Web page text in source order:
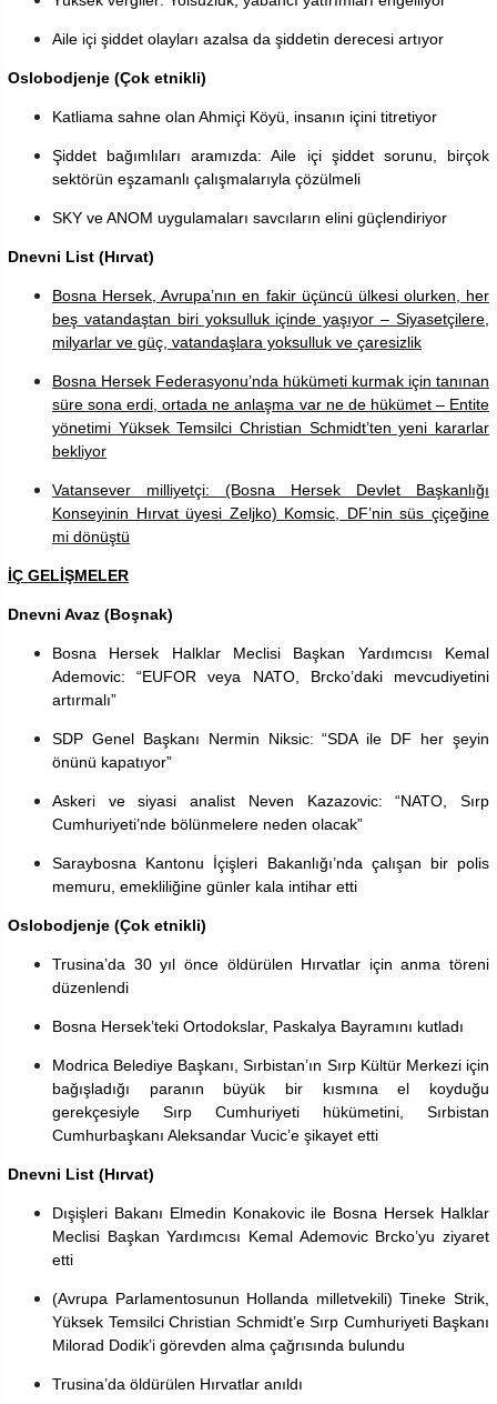
Aile içi şiddet olayları azalsa da şiddetin derecesi artıyor
Oslobodjenje (Çok etnikli)
Katliama sahne olan Ahmiçi Köyü, insanın içini titretiyor
Şiddet bağımlıları aramızda: Aile içi şiddet sorunu, birçok
sektörün eşzamanlı çalışmalarıyla çözülmeli
SKY ve ANOM uygulamaları savcıların elini güçlendiriyor
Dnevni List (Hırvat)
Bosna Hersek, Avrupa’nın en fakir üçüncü ülkesi olurken, her
beş vatandaştan biri yoksulluk içinde yaşıyor – Siyasetçilere,
milyarlar ve güç, vatandaşlara yoksulluk ve çaresizlik
Bosna Hersek Federasyonu’nda hükümeti kurmak için tanınan
süre sona erdi, ortada ne anlaşma var ne de hükümet – Entite
yönetimi Yüksek Temsilci Christian Schmidt’ten yeni kararlar
bekliyor
Vatansever milliyetçi: (Bosna Hersek Devlet Başkanlığı
Konseyinin Hırvat üyesi Zeljko) Komsic, DF’nin süs çiçeğine
mi dönüştü
İÇ GELİŞMELER
Dnevni Avaz (Boşnak)
Bosna Hersek Halklar Meclisi Başkan Yardımcısı Kemal
Ademovic: “EUFOR veya NATO, Brcko’daki mevcudiyetini
artırmalı”
SDP Genel Başkanı Nermin Niksic: “SDA ile DF her şeyin
önünü kapatıyor”
Askeri ve siyasi analist Neven Kazazovic: “NATO, Sırp
Cumhuriyeti’nde bölünmelere neden olacak”
Saraybosna Kantonu İçişleri Bakanlığı’nda çalışan bir polis
memuru, emekliliğine günler kala intihar etti
Oslobodjenje (Çok etnikli)
Trusina’da 30 yıl önce öldürülen Hırvatlar için anma töreni
düzenlendi
Bosna Hersek’teki Ortodokslar, Paskalya Bayramını kutladı
Modrica Belediye Başkanı, Sırbistan’ın Sırp Kültür Merkezi için
bağışladığı paranın büyük bir kısmına el koyduğu
gerekçesiyle Sırp Cumhuriyeti hükümetini, Sırbistan
Cumhurbaşkanı Aleksandar Vucic’e şikayet etti
Dnevni List (Hırvat)
Dışişleri Bakanı Elmedin Konakovic ile Bosna Hersek Halklar
Meclisi Başkan Yardımcısı Kemal Ademovic Brcko’yu ziyaret
etti
(Avrupa Parlamentosunun Hollanda milletvekili) Tineke Strik,
Yüksek Temsilci Christian Schmidt’e Sırp Cumhuriyeti Başkanı
Milorad Dodik’i görevden alma çağrısında bulundu
Trusina’da öldürülen Hırvatlar anıldı